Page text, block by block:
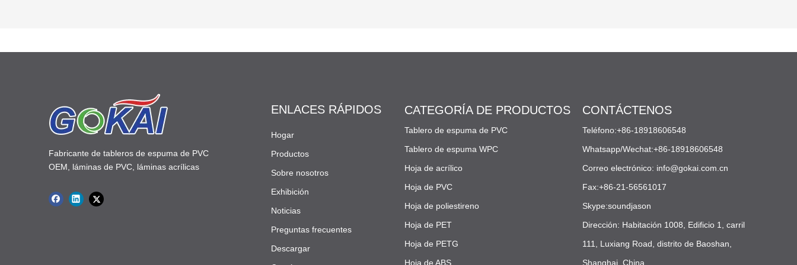
extruyen a alta temperatura
Fabricante de tableros de espuma de PVC
OEM, láminas de PVC, láminas acrílicas
ENLACES RÁPIDOS
Hogar
Productos
Sobre nosotros
Exhibición
Noticias
Preguntas frecuentes
Descargar
CATEGORÍA DE PRODUCTOS
Tablero de espuma de PVC
Tablero de espuma WPC
Hoja de acrílico
Hoja de PVC
Hoja de poliestireno
Hoja de PET
Hoja de PETG
Hoja de ABS
CONTÁCTENOS
Teléfono:+86-18918606548
Whatsapp/Wechat:+86-18918606548
Correo electrónico: info@gokai.com.cn
Fax:+86-21-56561017
Skype:soundjason
Dirección: Habitación 1008, Edificio 1, carril
111, Luxiang Road, distrito de Baoshan,
Shanghai, China